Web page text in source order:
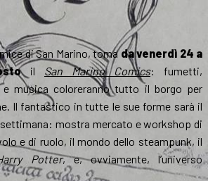
di San Marino, tornada venerdì 24 a
il San Marino Comics: fumetti,
e musica coloreranno tutto il borgo per
Il fantastico in tutte le sue forme sarà il
mostra mercato e workshop di
e di ruolo, il mondo dello steampunk, il
Potter, e, ovviamente, l’universo